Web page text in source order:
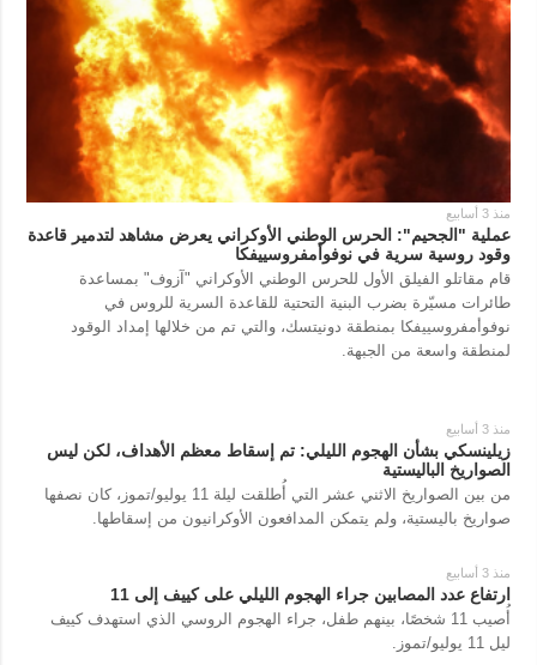
منذ 3 أسابيع
عملية "الجحيم": الحرس الوطني الأوكراني يعرض مشاهد لتدمير قاعدة
وقود روسية سرية في نوفوأمفروسييفكا
قام مقاتلو الفيلق الأول للحرس الوطني الأوكراني "آزوف" بمساعدة
طائرات مسيّرة بضرب البنية التحتية للقاعدة السرية للروس في
نوفوأمفروسييفكا بمنطقة دونيتسك، والتي تم من خلالها إمداد الوقود
لمنطقة واسعة من الجبهة.
منذ 3 أسابيع
زيلينسكي بشأن الهجوم الليلي: تم إسقاط معظم الأهداف، لكن ليس
الصواريخ الباليستية
من بين الصواريخ الاثني عشر التي أُطلقت ليلة 11 يوليو/تموز، كان نصفها
صواريخ باليستية، ولم يتمكن المدافعون الأوكرانيون من إسقاطها.
منذ 3 أسابيع
ارتفاع عدد المصابين جراء الهجوم الليلي على كييف إلى 11
أُصيب 11 شخصًا، بينهم طفل، جراء الهجوم الروسي الذي استهدف كييف
ليل 11 يوليو/تموز.